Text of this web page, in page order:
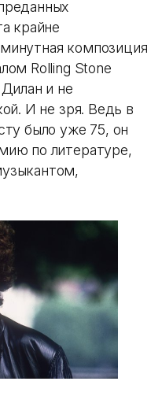
крайне
композиция
Rolling Stone
и не
И не зря. Ведь в
было уже 75, он
по литературе,